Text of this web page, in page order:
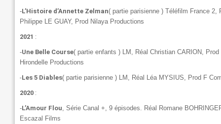
-L’Histoire d’Annette Zelman( partie parisienne ) Téléfilm France 2,
Philippe LE GUAY, Prod Nilaya Productions
2021 :
-Une Belle Course( partie enfants ) LM, Réal Christian CARION, Prod
Hirondelle Productions
-Les 5 Diables( partie parisienne ) LM, Réal Léa MYSIUS, Prod F
2020 :
-L’Amour Flou, Série Canal +, 9 épisodes. Réal Romane
Escazal Films